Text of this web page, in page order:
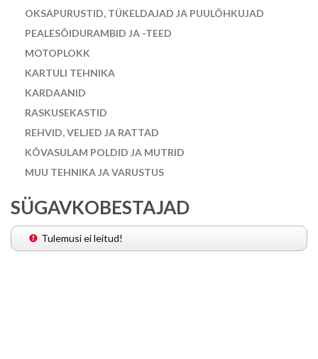
OKSAPURUSTID, TÜKELDAJAD JA PUULÕHKUJAD
PEALESÕIDURAMBID JA -TEED
MOTOPLOKK
KARTULI TEHNIKA
KARDAANID
RASKUSEKASTID
REHVID, VELJED JA RATTAD
KÕVASULAM POLDID JA MUTRID
MUU TEHNIKA JA VARUSTUS
SÜGAVKOBESTAJAD
Tulemusi ei leitud!